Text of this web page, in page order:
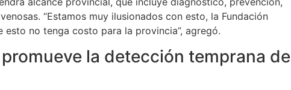
“Estamos muy ilusionados con esto, la Fundación
no tenga costo para la provincia”, agregó.
la detección temprana de